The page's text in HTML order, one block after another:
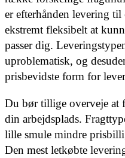
er efterhånden levering
ekstremt fleksibelt at
passer dig.
uproblematisk, og
prisbevidste form for
Du bør tillige overveje at
din arbejdsplads.
lille smule mindre
Den mest letkøbte